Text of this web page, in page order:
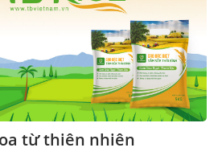
từ thiên nhiên